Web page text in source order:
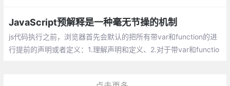
用同事优化代码结构
JavaScript预解释是一种毫无节操的机制
js代码执行之前，浏览器首先会默认的把所有带var和function的进
行提前的声明或者定义：1.理解声明和定义、2.对于带var和functio